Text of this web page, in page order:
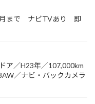
まで ナビTVあり 即
ア／H23年／107,000km
／ナビ・バックカメラ